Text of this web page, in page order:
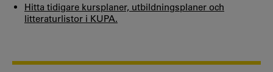
Hitta tidigare kursplaner, utbildningsplaner och
litteraturlistor i KUPA.